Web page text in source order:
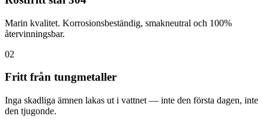
Marin kvalitet. Korrosionsbeständig, smakneutral och 100%
återvinningsbar.
02
Fritt från tungmetaller
Inga skadliga ämnen lakas ut i vattnet — inte den första dagen, inte
den tjugonde.